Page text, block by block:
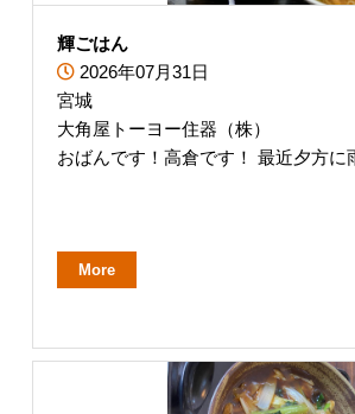
輝ごはん
2026年07月31日
宮城
大角屋トーヨー住器（株）
おばんです！高倉です！ 最近夕方に
More